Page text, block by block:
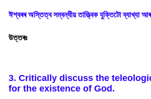
ঈশ্বৰৰ অস্তিত্ব সম্বন্ধীয় তাত্ত্বিক যুক্তিটো ব্যাখ্যা
উত্তৰঃ
3. Critically discuss the
for the existence of God.